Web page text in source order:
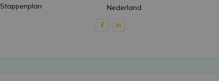
Stappenplan
Nederland